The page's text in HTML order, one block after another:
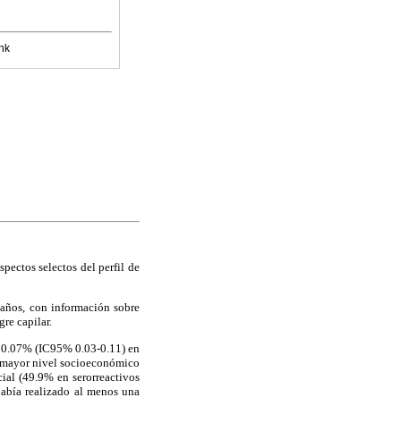
selectos del perfil de
con información sobre
capilar.
(IC95% 0.03-0.11) en
nivel socioeconómico
(49.9% en serorreactivos
realizado al menos una